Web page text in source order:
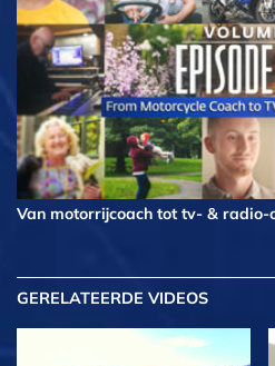
Van motorrijcoach tot tv- & radio-
GERELATEERDE VIDEOS